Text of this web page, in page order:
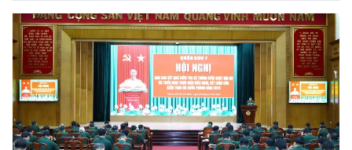
hoa, dâng hương tưởng niệm cố Tổng Bí thư Trần Phú, các anh
hùng liệt sĩ và thăm, động viên lực lượng đang làm nhiệm vụ tại
công viên Lê Thị Riêng, Thành phố Hồ Chí Minh.